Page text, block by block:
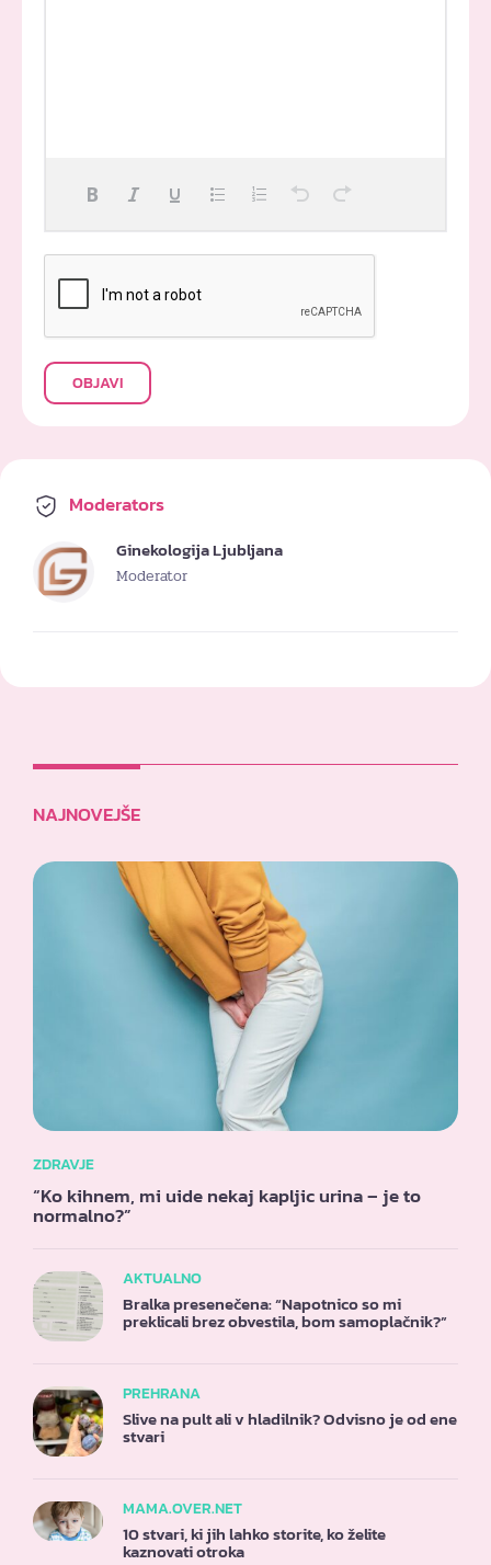
OBJAVI
Moderators
Ginekologija Ljubljana
Moderator
NAJNOVEJŠE
ZDRAVJE
“Ko kihnem, mi uide nekaj kapljic urina – je to
normalno?”
AKTUALNO
Bralka presenečena: “Napotnico so mi
preklicali brez obvestila, bom samoplačnik?”
PREHRANA
Slive na pult ali v hladilnik? Odvisno je od ene
stvari
MAMA.OVER.NET
10 stvari, ki jih lahko storite, ko želite
kaznovati otroka